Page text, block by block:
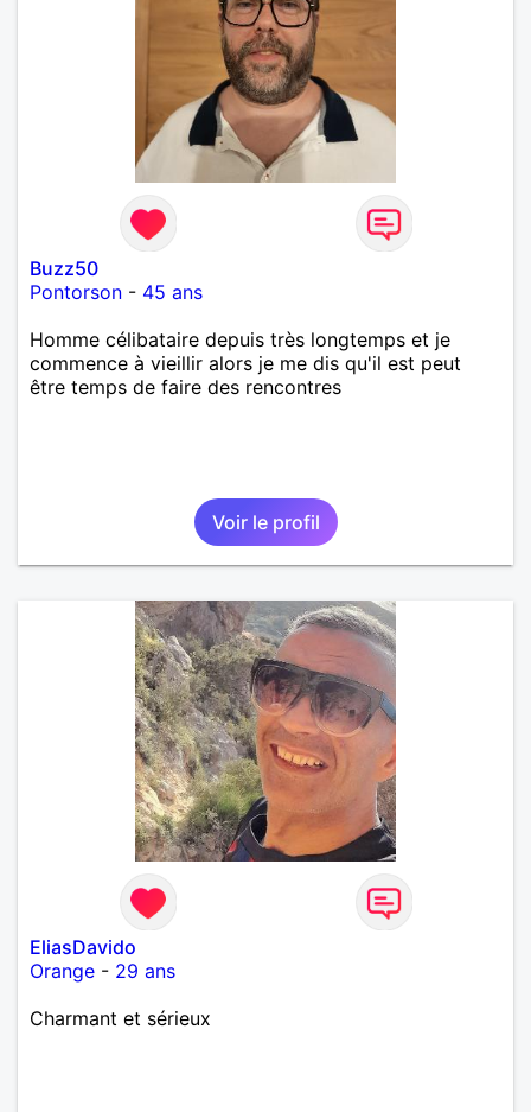
Buzz50
Pontorson - 45 ans
Homme célibataire depuis très longtemps et je
commence à vieillir alors je me dis qu'il est peut
être temps de faire des rencontres
Voir le profil
EliasDavido
Orange - 29 ans
Charmant et sérieux